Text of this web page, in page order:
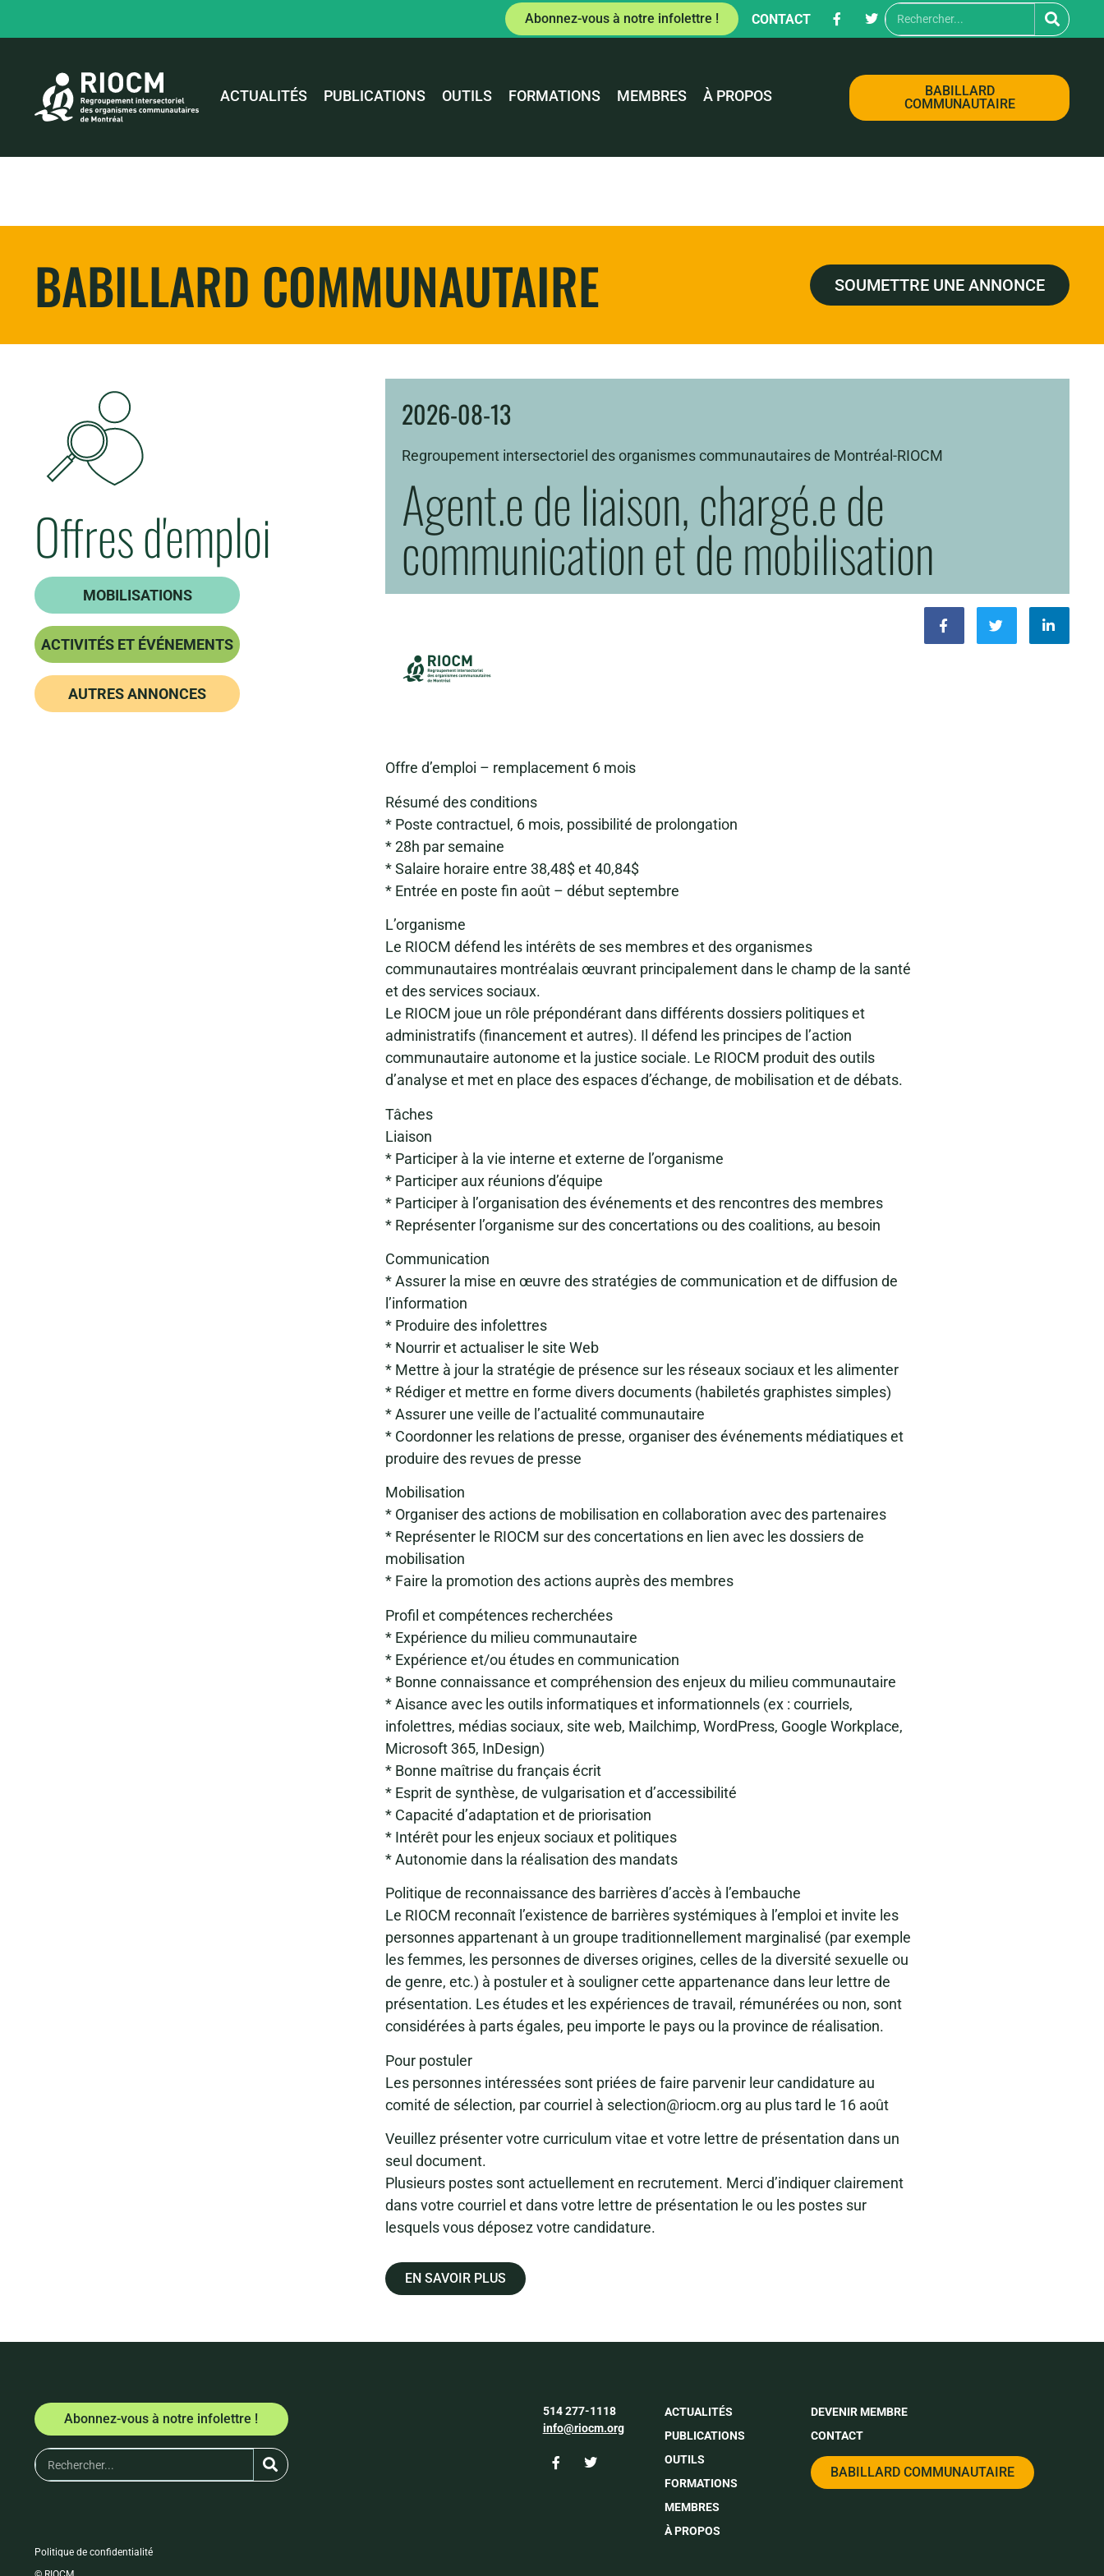
Abonnez-vous à notre infolettre ! CONTACT
ACTUALITÉS PUBLICATIONS OUTILS FORMATIONS MEMBRES À PROPOS
BABILLARD
COMMUNAUTAIRE
BABILLARD COMMUNAUTAIRE SOUMETTRE UNE ANNONCE
Offres d'emploi
MOBILISATIONS
ACTIVITÉS ET ÉVÉNEMENTS
AUTRES ANNONCES
2026-08-13
Regroupement intersectoriel des organismes communautaires de Montréal-RIOCM
Agent.e de liaison, chargé.e de
communication et de mobilisation
Offre d’emploi – remplacement 6 mois
Résumé des conditions
* Poste contractuel, 6 mois, possibilité de prolongation
* 28h par semaine
* Salaire horaire entre 38,48$ et 40,84$
* Entrée en poste fin août – début septembre
L’organisme
Le RIOCM défend les intérêts de ses membres et des organismes
communautaires montréalais œuvrant principalement dans le champ de la santé
et des services sociaux.
Le RIOCM joue un rôle prépondérant dans différents dossiers politiques et
administratifs (financement et autres). Il défend les principes de l’action
communautaire autonome et la justice sociale. Le RIOCM produit des outils
d’analyse et met en place des espaces d’échange, de mobilisation et de débats.
Tâches
Liaison
* Participer à la vie interne et externe de l’organisme
* Participer aux réunions d’équipe
* Participer à l’organisation des événements et des rencontres des membres
* Représenter l’organisme sur des concertations ou des coalitions, au besoin
Communication
* Assurer la mise en œuvre des stratégies de communication et de diffusion de
l’information
* Produire des infolettres
* Nourrir et actualiser le site Web
* Mettre à jour la stratégie de présence sur les réseaux sociaux et les alimenter
* Rédiger et mettre en forme divers documents (habiletés graphistes simples)
* Assurer une veille de l’actualité communautaire
* Coordonner les relations de presse, organiser des événements médiatiques et
produire des revues de presse
Mobilisation
* Organiser des actions de mobilisation en collaboration avec des partenaires
* Représenter le RIOCM sur des concertations en lien avec les dossiers de
mobilisation
* Faire la promotion des actions auprès des membres
Profil et compétences recherchées
* Expérience du milieu communautaire
* Expérience et/ou études en communication
* Bonne connaissance et compréhension des enjeux du milieu communautaire
* Aisance avec les outils informatiques et informationnels (ex : courriels,
infolettres, médias sociaux, site web, Mailchimp, WordPress, Google Workplace,
Microsoft 365, InDesign)
* Bonne maîtrise du français écrit
* Esprit de synthèse, de vulgarisation et d’accessibilité
* Capacité d’adaptation et de priorisation
* Intérêt pour les enjeux sociaux et politiques
* Autonomie dans la réalisation des mandats
Politique de reconnaissance des barrières d’accès à l’embauche
Le RIOCM reconnaît l’existence de barrières systémiques à l’emploi et invite les
personnes appartenant à un groupe traditionnellement marginalisé (par exemple
les femmes, les personnes de diverses origines, celles de la diversité sexuelle ou
de genre, etc.) à postuler et à souligner cette appartenance dans leur lettre de
présentation. Les études et les expériences de travail, rémunérées ou non, sont
considérées à parts égales, peu importe le pays ou la province de réalisation.
Pour postuler
Les personnes intéressées sont priées de faire parvenir leur candidature au
comité de sélection, par courriel à selection@riocm.org au plus tard le 16 août
Veuillez présenter votre curriculum vitae et votre lettre de présentation dans un
seul document.
Plusieurs postes sont actuellement en recrutement. Merci d’indiquer clairement
dans votre courriel et dans votre lettre de présentation le ou les postes sur
lesquels vous déposez votre candidature.
EN SAVOIR PLUS
Abonnez-vous à notre infolettre !
Politique de confidentialité
514 277-1118
info@riocm.org
ACTUALITÉS
PUBLICATIONS
OUTILS
FORMATIONS
MEMBRES
À PROPOS
DEVENIR MEMBRE
CONTACT
BABILLARD COMMUNAUTAIRE